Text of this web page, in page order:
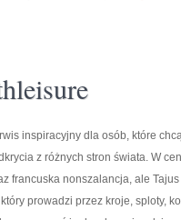
inspiracyjny dla osób, które
z różnych stron świata. W
francuska nonszalancja, ale
prowadzi przez kroje, sploty,